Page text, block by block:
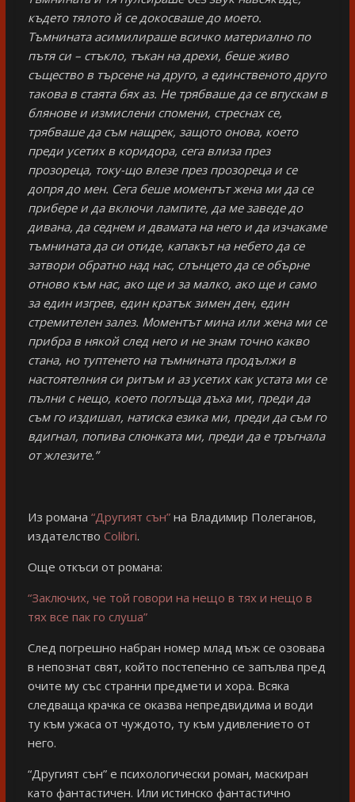
където тялото й се докосваше до моето.
Тъмнината асимилираше всичко материално по
пътя си – стъкло, тъкан на дрехи, беше живо
същество в търсене на друго, а единственото друго
такова в стаята бях аз. Не трябваше да се впускам в
блянове и измислени спомени, стреснах се,
трябваше да съм нащрек, защото онова, което
преди усетих в коридора, сега влиза през
прозореца, току-що влезе през прозореца и се
допря до мен. Сега беше моментът жена ми да се
прибере и да включи лампите, да ме заведе до
дивана, да седнем и двамата на него и да изчакаме
тъмнината да си отиде, капакът на небето да се
затвори обратно над нас, слънцето да се обърне
отново към нас, ако ще и за малко, ако ще и само
за един изгрев, един кратък зимен ден, един
стремителен залез. Моментът мина или жена ми се
прибра в някой след него и не знам точно какво
стана, но туптенето на тъмнината продължи в
настоятелния си ритъм и аз усетих как устата ми се
пълни с нещо, което поглъща дъха ми, преди да
съм го издишал, натиска езика ми, преди да съм го
вдигнал, попива слюнката ми, преди да е тръгнала
от жлезите.”
Из романа “Другият сън”на Владимир Полеганов,
издателство Colibri.
Още откъси от романа:
“Заключих, че той говори на нещо в тях и нещо в
тях все пак го слуша”
След погрешно набран номер млад мъж се озовава
в непознат свят, който постепенно се запълва пред
очите му със странни предмети и хора. Всяка
следваща крачка се оказва непредвидима и води
ту към ужаса от чуждото, ту към удивлението от
него.
“Другият сън” е психологически роман, маскиран
като фантастичен. Или истинско фантастично